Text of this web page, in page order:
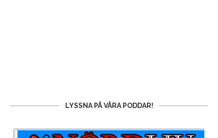
LYSSNA PÅ VÅRA PODDAR!